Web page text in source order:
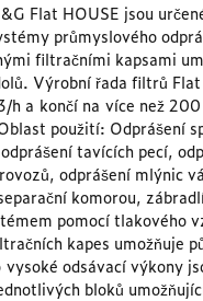
Flat HOUSE jsou
průmyslového
filtračními kapsami
Výrobní řada filtrů Flat
h a končí na více než
použití: Odprášení
tavících pecí,
odprášení mlýnic
komorou,
pomocí tlakového
kapes umožňuje
vysoké odsávací výkony
bloků